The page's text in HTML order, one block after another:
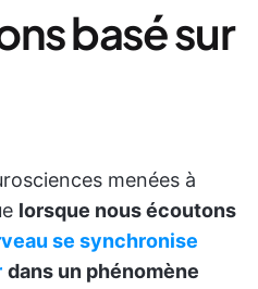
basé sur
menées à
lorsque nous écoutons
se synchronise
dans un phénomène